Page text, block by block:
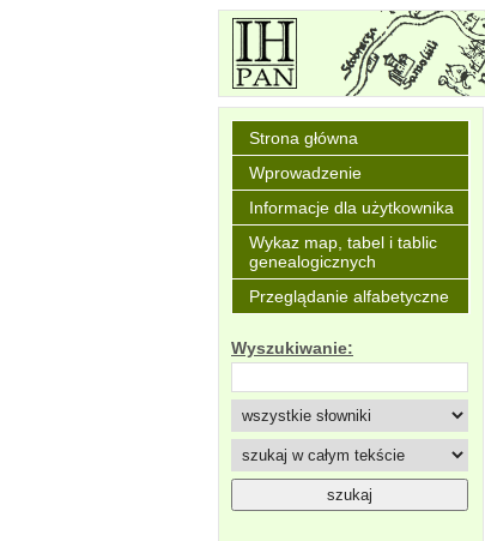
Strona główna
Wprowadzenie
Informacje dla użytkownika
Wykaz map, tabel i tablic
genealogicznych
Przeglądanie alfabetyczne
Wyszukiwanie: